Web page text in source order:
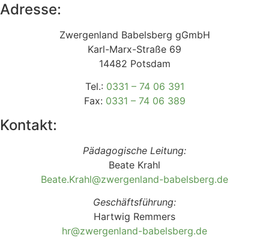
Adresse:
Zwergenland Babelsberg gGmbH
Karl-Marx-Straße 69
14482 Potsdam
Tel.: 0331 – 74 06 391
Fax: 0331 – 74 06 389
Kontakt:
Pädagogische Leitung:
Beate Krahl
Beate.Krahl@zwergenland-babelsberg.de
Geschäftsführung:
Hartwig Remmers
hr@zwergenland-babelsberg.de